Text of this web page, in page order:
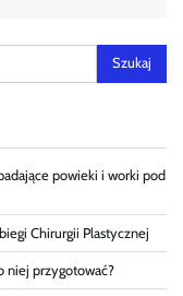
powieki i worki pod
Chirurgii Plastycznej
niej przygotować?